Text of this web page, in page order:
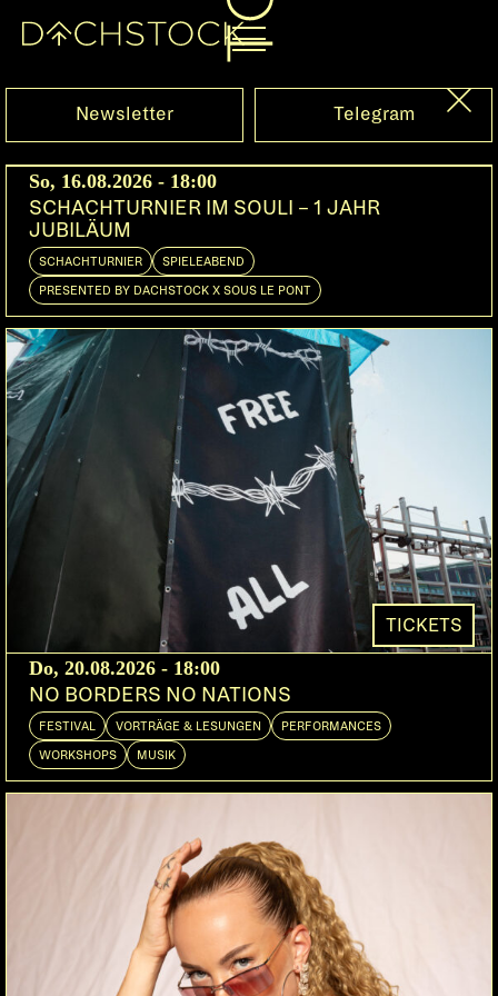
Sa, 10.03.2018
LO & LEDUC
STEREO LUCHS
DOORS:
22:00
VORVERKAUF:
PETZI.CH
ABENDKASSE:
32.-
Lo & Leduc / Update-Tour:
Lo & Leduc haben es wieder getan: Weniger als ein
Jahr nach ihrem Album «Ingwer & Ewig» doppeln
sie mit «Update 4.0» nach. Die beiden Berner
neue Ausgabe ist Zeitgeist-Musik in Mundart,
spontan, roh, manchmal zerbrechlich, meistens
charmant und fast immer ein bisschen genial. Und
natürlich bleibt das Prinzip erhalten: Update 4.0
gibt es nicht zu kaufen. Das Mixtape, produziert von
Newsletter Telegram
So, 16.08.2026 - 18:00
SCHACHTURNIER IM SOULI – 1 JAHR
JUBILÄUM
SCHACHTURNIER SPIELEABEND
PRESENTED BY DACHSTOCK X SOUS LE PONT
TICKETS
Do, 20.08.2026 - 18:00
NO BORDERS NO NATIONS
FESTIVAL VORTRÄGE & LESUNGEN PERFORMANCES
WORKSHOPS MUSIK